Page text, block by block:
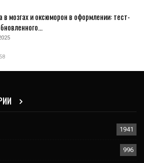
в мозгах и оксюморон в оформлении: тест-
1941
996